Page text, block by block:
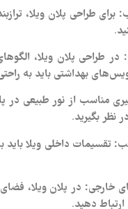
برای طراحی پلان ویلا،
در طراحی پلان ویلا،
بهداشتی باید به
مناسب از نور طبیعی در
نظر بگیرید.
تقسیمات داخلی ویلا
خارجی: در پلان ویلا،
دهید.